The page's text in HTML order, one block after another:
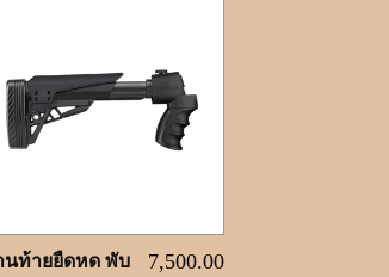
นท้ายยืดหด พับ
7,500.00